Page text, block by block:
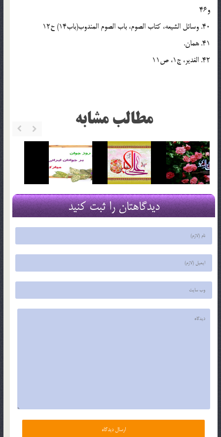
و46
40. وسائل الشيعه، كتاب الصوم، باب الصوم المندوب(باب14) ح12
41. همان.
42. الغدير، ج1، ص11
مطالب مشابه
دیدگاهتان را ثبت کنید